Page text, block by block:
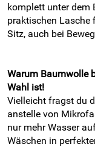
komplett unter dem
praktischen Lasche
Sitz, auch bei
Warum Baumwolle
Wahl ist!
Vielleicht fragst du
anstelle von
nur mehr Wasser
Wäschen in